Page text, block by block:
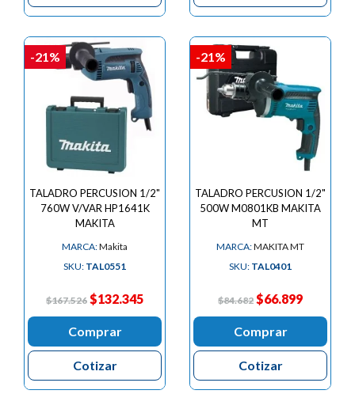
TALADRO PERCUSION 1/2"
760W V/VAR HP1641K
MAKITA
MARCA:Makita
SKU: TAL0551
$167.526 $132.345
Comprar
Cotizar
-21%
TALADRO PERCUSION 1/2"
500W M0801KB MAKITA
MT
MARCA:MAKITA MT
SKU: TAL0401
$84.682 $66.899
Comprar
Cotizar
-21%